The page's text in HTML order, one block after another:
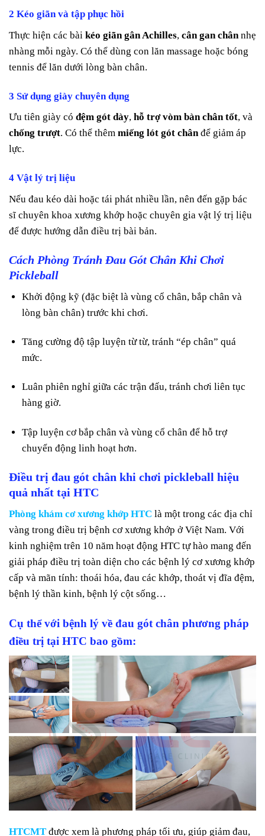
2 Kéo giãn và tập phục hồi
Thực hiện các bài kéo giãn gân Achilles, cân gan chân nhẹ
nhàng mỗi ngày. Có thể dùng con lăn massage hoặc bóng
tennis để lăn dưới lòng bàn chân.
3 Sử dụng giày chuyên dụng
Ưu tiên giày có đệm gót dày, hỗ trợ vòm bàn chân tốt, và
chống trượt. Có thể thêm miếng lót gót chânđể giảm áp
lực.
4 Vật lý trị liệu
Nếu đau kéo dài hoặc tái phát nhiều lần, nên đến gặp bác
sĩ chuyên khoa xương khớp hoặc chuyên gia vật lý trị liệu
để được hướng dẫn điều trị bài bản.
Cách Phòng Tránh Đau Gót Chân Khi Chơi
Pickleball
Khởi động kỹ (đặc biệt là vùng cổ chân, bắp chân và
lòng bàn chân) trước khi chơi.
Tăng cường độ tập luyện từ từ, tránh “ép chân” quá
mức.
Luân phiên nghỉ giữa các trận đấu, tránh chơi liên tục
hàng giờ.
Tập luyện cơ bắp chân và vùng cổ chân để hỗ trợ
chuyển động linh hoạt hơn.
Điều trị đau gót chân khi chơi pickleball hiệu
quả nhất tại HTC
Phòng khám cơ xương khớp HTC là một trong các địa chỉ
vàng trong điều trị bệnh cơ xương khớp ở Việt Nam. Với
kinh nghiệm trên 10 năm hoạt động HTC tự hào mang đến
giải pháp điều trị toàn diện cho các bệnh lý cơ xương khớp
cấp và mãn tính: thoái hóa, đau các khớp, thoát vị đĩa đệm,
bệnh lý thần kinh, bệnh lý cột sống…
Cụ thể với bệnh lý về đau gót chân phương pháp
điều trị tại HTC bao gồm:
HTCMT được xem là phương pháp tối ưu, giúp giảm đau,